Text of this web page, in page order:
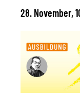
28. November,